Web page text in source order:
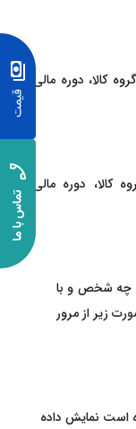
کالا، دوره مالی،
کالا، دوره مالی،
به چه شخص و با
زیر از مرور
است نمایش داده